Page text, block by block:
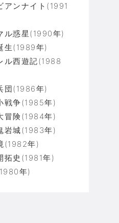
アンナイト(1991
ル惑星(1990年)
生(1989年)
ル西遊記(1988
団(1986年)
戦争(1985年)
冒険(1984年)
岩城(1983年)
(1982年)
拓史(1981年)
年)